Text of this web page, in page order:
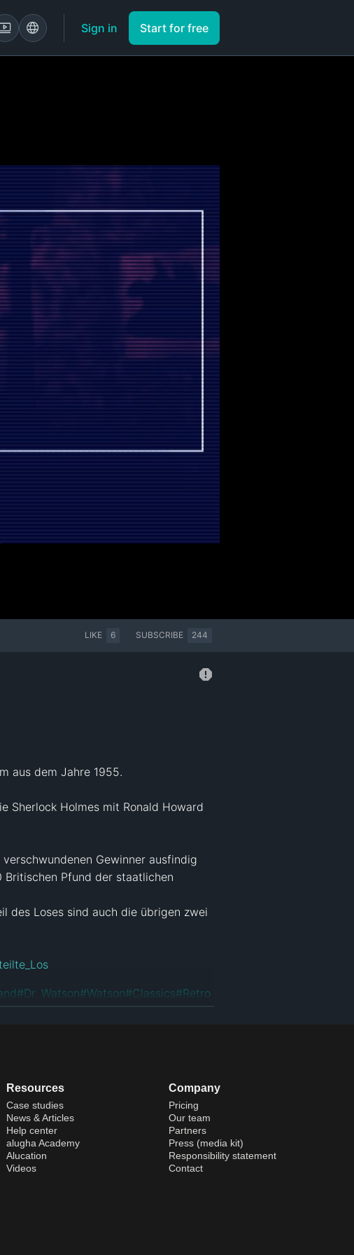
Sign in Start for free
LIKE 6 SUBSCRIBE 244
aus dem Jahre 1955.
Sherlock Holmes mit Ronald Howard
Gewinner ausfindig
Pfund der staatlichen
des Loses sind auch die übrigen zwei
#Dr. Watson#Watson#Classics#Retro
Resources
Case studies
News & Articles
Help center
alugha Academy
Alucation
Videos
Company
Pricing
Our team
Partners
Press (media kit)
Responsibility statement
Contact